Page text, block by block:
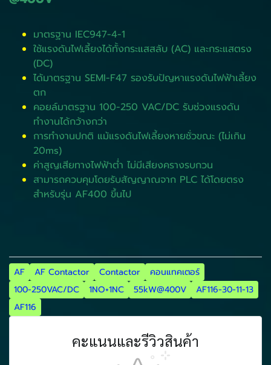
มาตรฐาน IEC947-4-1
ใช้แรงดันไฟเลี้ยงได้ทั้งกระแสสลับ (AC) และกระแสตรง
(DC)
ได้มาตรฐาน SEMI-F47 รองรับปัญหาแรงดันไฟฟ้าเลี้ยง
ตก
คอยล์มาตรฐาน 100-250 VAC/DC รับช่วงแรงดัน
ทำงานได้กว้างกว่า
การทำงานปกติ แม้แรงดันไฟเลี้ยงหายชั่วขณะ (ไม่เกิน
20ms)
ค่าสูญเสียทางไฟฟ้าต่ำ ไม่มีเสียงครางรบกวน
สามารถควบคุมโดยรับสัญญาณจาก PLC ได้โดยตรง
สำหรับรุ่น AF400 ขึ้นไป
AF AF Contactor Contactor
คอนแทคเตอร์
100-250VAC/DC
1NO+1NC 55kW@400V
AF116-30-11-13
AF116
คะแนนและรีวิวสินค้า